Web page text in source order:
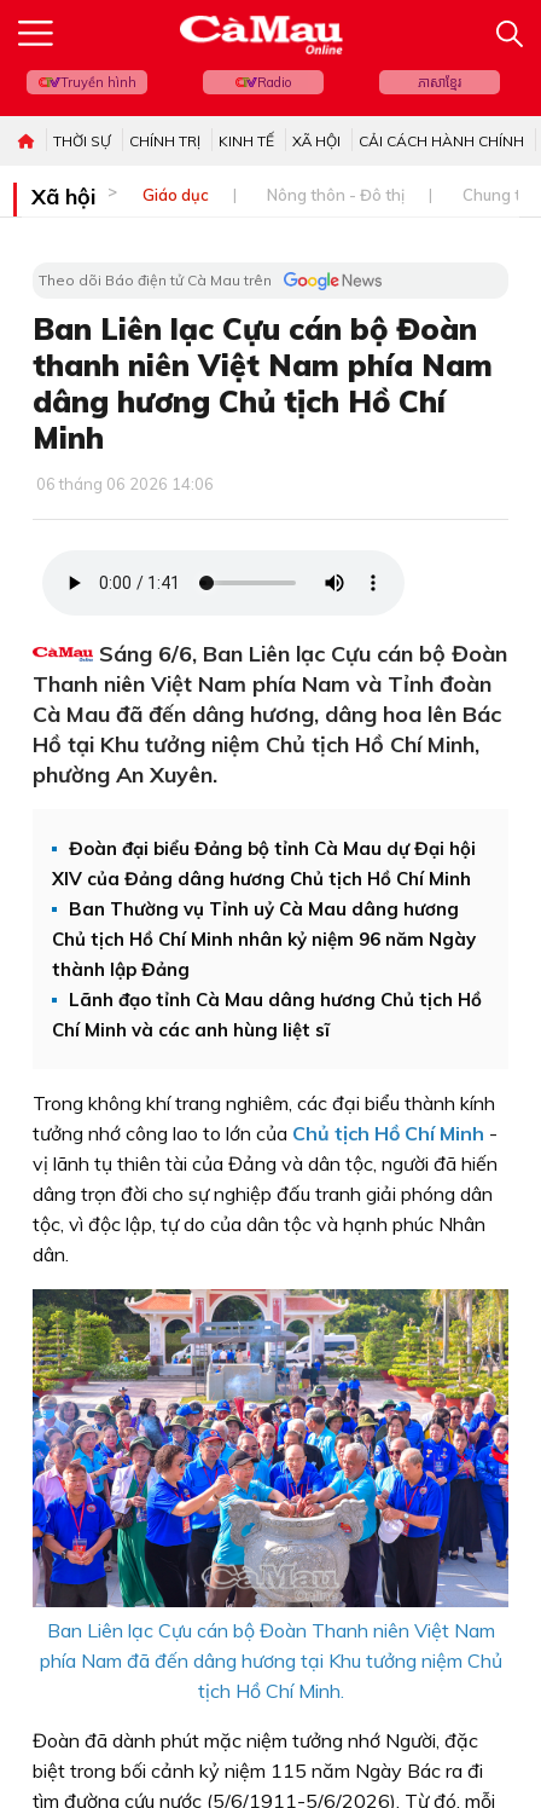
Truyền hình Radio ភាសាខ្មែរ
THỜI SỰ CHÍNH TRỊ KINH TẾ XÃ HỘI CẢI CÁCH HÀNH CHÍNH
Xã hội Giáo dục Nông thôn - Đô thị Chung
Theo dõi Báo điện tử Cà Mau trên
Ban Liên lạc Cựu cán bộ Đoàn
thanh niên Việt Nam phía Nam
dâng hương Chủ tịch Hồ Chí
Minh
06 tháng 06 2026 14:06
Sáng 6/6, Ban Liên lạc Cựu cán bộ Đoàn
Thanh niên Việt Nam phía Nam và Tỉnh đoàn
Cà Mau đã đến dâng hương, dâng hoa lên Bác
Hồ tại Khu tưởng niệm Chủ tịch Hồ Chí Minh,
phường An Xuyên.
Đoàn đại biểu Đảng bộ tỉnh Cà Mau dự Đại hội
XIV của Đảng dâng hương Chủ tịch Hồ Chí Minh
Ban Thường vụ Tỉnh uỷ Cà Mau dâng hương
Chủ tịch Hồ Chí Minh nhân kỷ niệm 96 năm Ngày
thành lập Đảng
Lãnh đạo tỉnh Cà Mau dâng hương Chủ tịch Hồ
Chí Minh và các anh hùng liệt sĩ
Trong không khí trang nghiêm, các đại biểu thành kính
tưởng nhớ công lao to lớn của Chủ tịch Hồ Chí Minh -
vị lãnh tụ thiên tài của Đảng và dân tộc, người đã hiến
dâng trọn đời cho sự nghiệp đấu tranh giải phóng dân
tộc, vì độc lập, tự do của dân tộc và hạnh phúc Nhân
dân.
Ban Liên lạc Cựu cán bộ Đoàn Thanh niên Việt Nam
phía Nam đã đến dâng hương tại Khu tưởng niệm Chủ
tịch Hồ Chí Minh.
Đoàn đã dành phút mặc niệm tưởng nhớ Người, đặc
biệt trong bối cảnh kỷ niệm 115 năm Ngày Bác ra đi
tìm đường cứu nước (5/6/1911-5/6/2026). Từ đó, mỗi